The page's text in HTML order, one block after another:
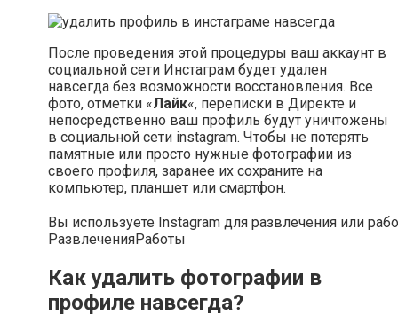
После проведения этой процедуры ваш аккаунт в
социальной сети Инстаграм будет удален
навсегда без возможности восстановления. Все
фото, отметки «Лайк«, переписки в Директе и
непосредственно ваш профиль будут уничтожены
в социальной сети instagram. Чтобы не потерять
памятные или просто нужные фотографии из
своего профиля, заранее их сохраните на
компьютер, планшет или смартфон.
Вы используете Instagram для развлечения или
РазвлеченияРаботы
Как удалить фотографии в
профиле навсегда?